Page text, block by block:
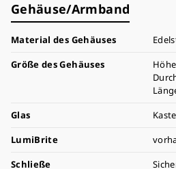
Gehäuse/Armband
Material des Gehäuses
Größe des Gehäuses
Glas
LumiBrite
Schließe